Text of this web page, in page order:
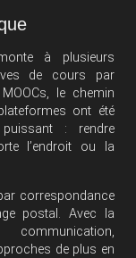
à plusieurs
de cours par
le chemin
ont été
: rendre
l’endroit ou la
correspondance
postal. Avec la
de plus en